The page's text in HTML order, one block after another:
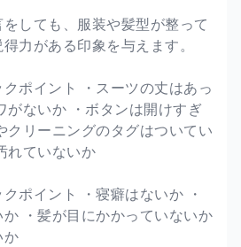
しても、服装や髪型が整って
力がある印象を与えます。
ポイント ・スーツの丈はあっ
がないか ・ボタンは開けすぎ
クリーニングのタグはついてい
れていないか
ポイント ・寝癖はないか ・
・髪が目にかかっていないか
か